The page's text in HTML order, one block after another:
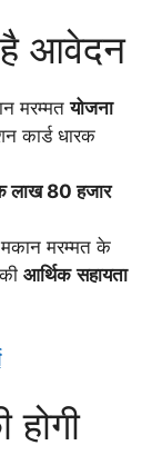
आवेदन
मरम्मतयोजना
कार्ड धारक
लाख 80 हजार
मरम्मत के
आर्थिक सहायता